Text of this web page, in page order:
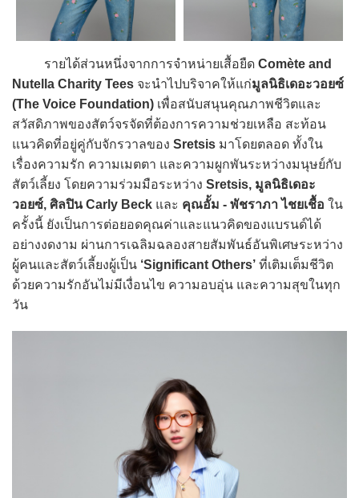
รายได้ส่วนหนึ่งจากการจำหน่ายเสื้อยืด Comète and
Nutella Charity Tees จะนำไปบริจาคให้แก่มูลนิธิเดอะวอยซ์
(The Voice Foundation) เพื่อสนับสนุนคุณภาพชีวิตและ
สวัสดิภาพของสัตว์จรจัดที่ต้องการความช่วยเหลือ สะท้อน
แนวคิดที่อยู่คู่กับจักรวาลของ Sretsis มาโดยตลอด ทั้งใน
เรื่องความรัก ความเมตตา และความผูกพันระหว่างมนุษย์กับ
สัตว์เลี้ยง โดยความร่วมมือระหว่าง Sretsis, มูลนิธิเดอะ
วอยซ์, ศิลปิน Carly Beck และ คุณอั้ม - พัชราภา ไชยเชื้อ ใน
ครั้งนี้ ยังเป็นการต่อยอดคุณค่าและแนวคิดของแบรนด์ได้
อย่างงดงาม ผ่านการเฉลิมฉลองสายสัมพันธ์อันพิเศษระหว่าง
ผู้คนและสัตว์เลี้ยงผู้เป็น ‘Significant Others’ ที่เติมเต็มชีวิต
ด้วยความรักอันไม่มีเงื่อนไข ความอบอุ่น และความสุขในทุก
วัน